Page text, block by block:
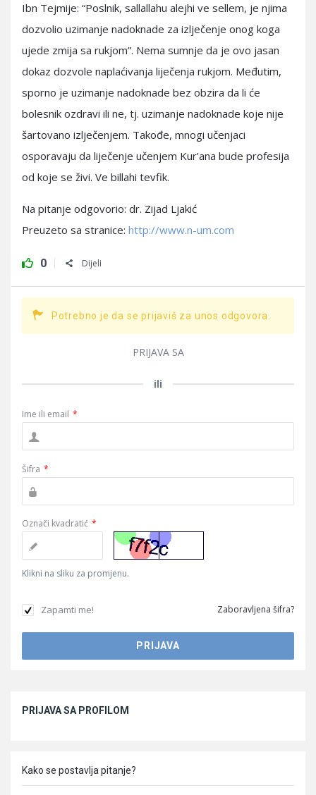
Ibn Tejmije: “Poslnik, sallallahu alejhi ve sellem, je njima
dozvolio uzimanje nadoknade za izlječenje onog koga
ujede zmija sa rukjom”. Nema sumnje da je ovo jasan
dokaz dozvole naplaćivanja liječenja rukjom. Međutim,
sporno je uzimanje nadoknade bez obzira da li će
bolesnik ozdravi ili ne, tj. uzimanje nadoknade koje nije
šartovano izlječenjem. Takođe, mnogi učenjaci
osporavaju da liječenje učenjem Kur’ana bude profesija
od koje se živi. Ve billahi tevfik.
Na pitanje odgovorio: dr. Zijad Ljakić
Preuzeto sa stranice: http://www.n-um.com
0 Dijeli
Potrebno je da se prijaviš za unos odgovora.
PRIJAVA SA
ili
Ime ili email *
Šifra *
Označi kvadratić *
Klikni na sliku za promjenu.
Zapamti me! Zaboravljena šifra?
PRIJAVA SA PROFILOM
Kako se postavlja pitanje?